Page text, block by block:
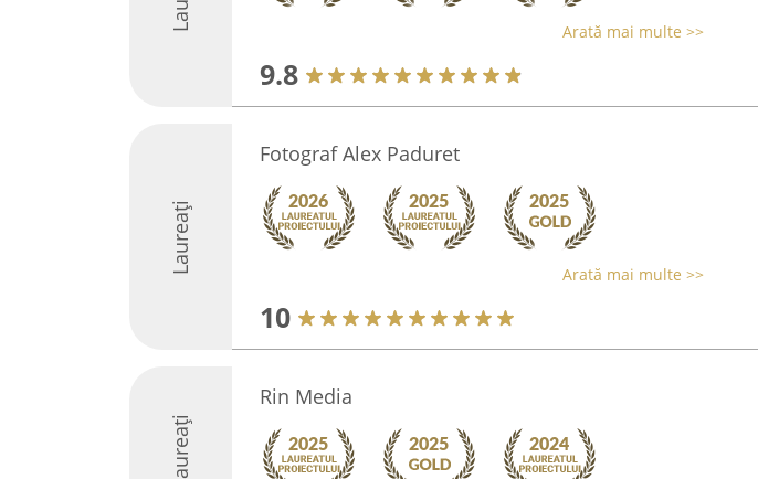
Arată mai multe >>
9.8
Laureați
Fotograf Alex Paduret
Arată mai multe >>
10
Laureați
Rin Media